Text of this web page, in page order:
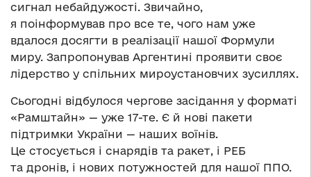
сигнал небайдужості. Звичайно,
я поінформував про все те, чого нам уже
вдалося досягти в реалізації нашої Формули
миру. Запропонував Аргентині проявити своє
лідерство у спільних мироустановчих зусиллях.
Сьогодні відбулося чергове засідання у форматі
«Рамштайн» — уже 17-те. Є й нові пакети
підтримки України — наших воїнів.
Це стосується і снарядів та ракет, і РЕБ
та дронів, і нових потужностей для нашої ППО.